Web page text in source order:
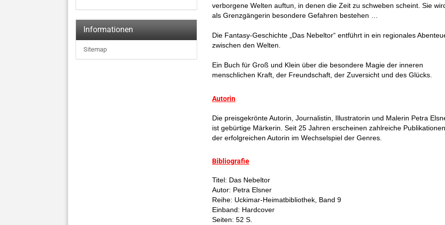
verborgene Welten auftun, in denen die Zeit zu schweben scheint. Sie
als Grenzgängerin besondere Gefahren bestehen …
Die Fantasy-Geschichte „Das Nebeltor“ entführt in ein regionales
zwischen den Welten.
Ein Buch für Groß und Klein über die besondere Magie der inneren
menschlichen Kraft, der Freundschaft, der Zuversicht und des Glücks.
Autorin
Die preisgekrönte Autorin, Journalistin, Illustratorin und Malerin Petra
ist gebürtige Märkerin. Seit 25 Jahren erscheinen zahlreiche Publikationen
der erfolgreichen Autorin im Wechselspiel der Genres.
Bibliografie
Titel: Das Nebeltor
Autor: Petra Elsner
Reihe: Uckimar-Heimatbibliothek, Band 9
Einband: Hardcover
Seiten: 52 S.
Informationen
Sitemap